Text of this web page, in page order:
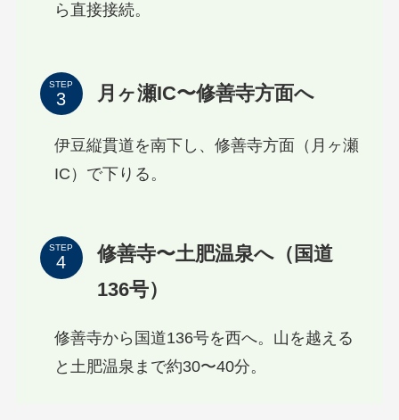
ら直接接続。
STEP 月ヶ瀬IC〜修善寺方面へ
伊豆縦貫道を南下し、修善寺方面（月ヶ瀬
IC）で下りる。
STEP
修善寺〜土肥温泉へ（国道
136号）
修善寺から国道136号を西へ。山を越える
と土肥温泉まで約30〜40分。